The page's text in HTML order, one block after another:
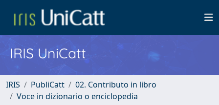
IRIS UniCatt
IRIS PubliCatt
02. Contributo in libro
Voce in dizionario o enciclopedia